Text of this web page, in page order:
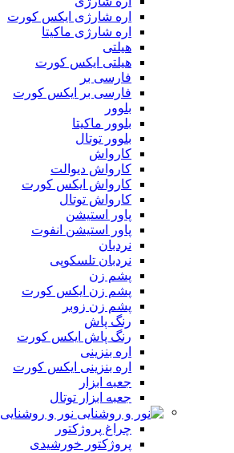
اره شارژی ایکس کورت
اره شارژی ماکیتا
هیلتی
هیلتی ایکس کورت
فارسی بر
فارسی بر ایکس کورت
بلوور
بلوور ماکیتا
بلوور توتال
کارواش
کارواش دیوالت
کارواش ایکس کورت
کارواش توتال
پاور استیشن
پاور استیشن انفوت
نردبان
نردبان تلسکوپی
پشم زن
پشم زن ایکس کورت
پشم زن زوبر
رنگ پاش
رنگ پاش ایکس کورت
اره بنزینی
اره بنزینی ایکس کورت
جعبه ابزار
جعبه ابزار توتال
نور و روشنایی
چراغ پروژکتور
پروژکتور خورشیدی